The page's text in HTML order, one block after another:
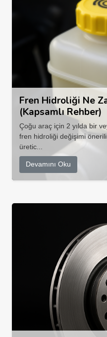
Fren Hidroliği Ne
(Kapsamlı Rehber)
Çoğu araç için 2 yılda bir
fren hidroliği değişimi
üretic...
Devamını Oku